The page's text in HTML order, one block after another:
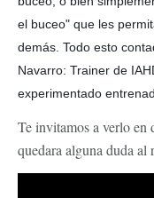
el buceo" que les
demás. Todo esto
Navarro: Trainer de
experimentado
Te invitamos a verlo en
quedara alguna duda al